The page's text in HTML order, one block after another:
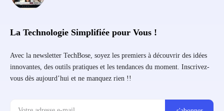
La Technologie Simplifiée pour Vous !
Avec la newsletter TechBose, soyez les premiers à découvrir des idées
innovantes, des outils pratiques et les tendances du moment. Inscrivez-
vous dès aujourd’hui et ne manquez rien !!